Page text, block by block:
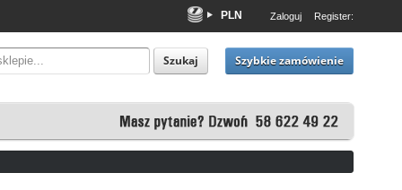
PLN
EUR
USD
Zaloguj Register:
Szukaj Szybkie zamówienie